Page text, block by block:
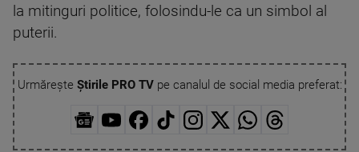
la mitinguri politice, folosindu-le ca un simbol al
puterii.
Urmărește Știrile PRO TVpe canalul de social media preferat: